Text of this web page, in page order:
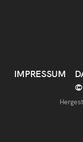
IMPRESSUM
©